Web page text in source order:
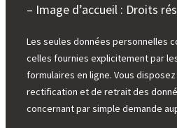
– Image d’accueil : Droits
Les seules données personnelles
celles fournies explicitement par
formulaires en ligne. Vous
rectification et de retrait des
concernant par simple demande